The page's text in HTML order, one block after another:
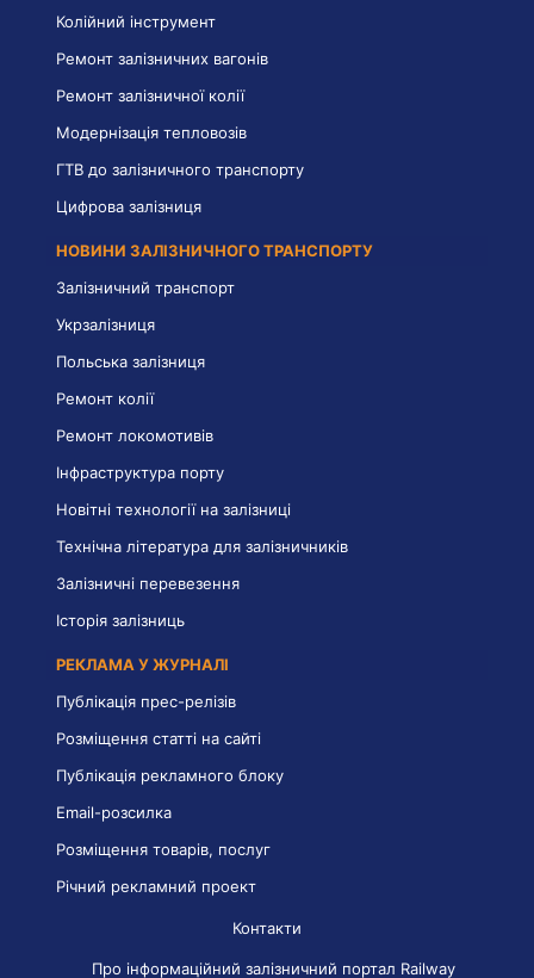
Колійний інструмент
Ремонт залізничних вагонів
Ремонт залізничної колії
Модернізація тепловозів
ГТВ до залізничного транспорту
Цифрова залізниця
НОВИНИ ЗАЛІЗНИЧНОГО ТРАНСПОРТУ
Залізничний транспорт
Укрзалізниця
Польська залізниця
Ремонт колії
Ремонт локомотивів
Інфраструктура порту
Новітні технології на залізниці
Технічна література для залізничників
Залізничні перевезення
Історія залізниць
РЕКЛАМА У ЖУРНАЛІ
Публікація прес-релізів
Розміщення статті на сайті
Публікація рекламного блоку
Email-розсилка
Розміщення товарів, послуг
Річний рекламний проект
Контакти
Про інформаційний залізничний портал Railway